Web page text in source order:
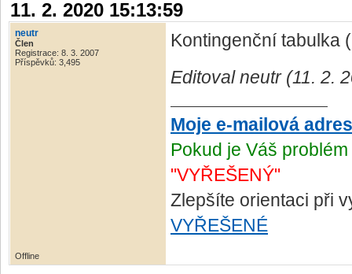
11. 2. 2020 15:13:59
neutr
Člen
Registrace: 8. 3. 2007
Příspěvků: 3,495
Kontingenční tabulka
Editoval neutr (11. 2.
Moje e-mailová
Pokud je Váš
"VYŘEŠENÝ"
Zlepšíte orientaci při
VYŘEŠENÉ
Offline